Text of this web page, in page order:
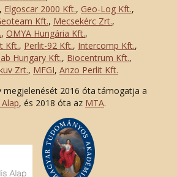
, Elgoscar 2000 Kft., Geo-Log Kft.,
Kft., Mecsekérc Zrt.,
, OMYA Hungária Kft.,
Kft., Perlit-92 Kft., Intercomp Kft.,
Hungary Kft., Biocentrum Kft.,
Zrt., MFGI, Anzo Perlit Kft.
megjelenését 2016 óta támogatja a
, és 2018 óta az MTA.